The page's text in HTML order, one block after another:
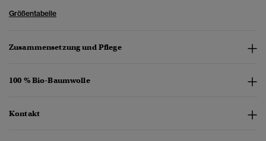
Größentabelle
Zusammensetzung und Pflege
100 % Bio-Baumwolle
Kontakt